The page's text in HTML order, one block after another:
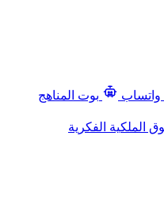
واتساب
بوت المناهج
الملكية الفكرية